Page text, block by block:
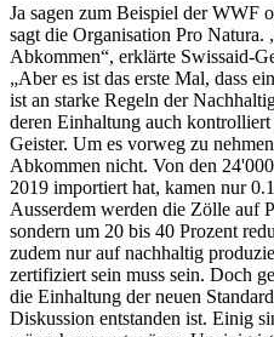
Ja sagen zum Beispiel der WWF
sagt die Organisation Pro Natura.
Abkommen“, erklärte Swissaid-
„Aber es ist das erste Mal, dass
ist an starke Regeln der
deren Einhaltung auch
Geister. Um es vorweg zu
Abkommen nicht. Von den
2019 importiert hat, kamen nur
Ausserdem werden die Zölle auf
sondern um 20 bis 40 Prozent
zudem nur auf nachhaltig
zertifiziert sein muss sein. Doch
die Einhaltung der neuen
Diskussion entstanden ist. Einig